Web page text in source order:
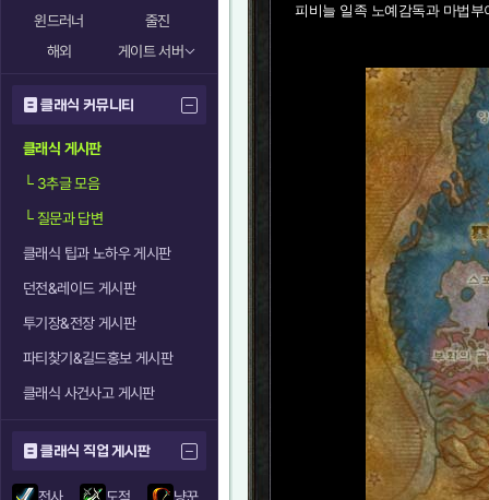
윈드러너
줄진
해외
게이트 서버
클래식 커뮤니티
클래식 게시판
└3추글 모음
└질문과 답변
클래식 팁과 노하우 게시판
던전&레이드 게시판
투기장&전장 게시판
파티찾기&길드홍보 게시판
클래식 사건사고 게시판
클래식 직업 게시판
피비늘 일족 노예감독과 마법